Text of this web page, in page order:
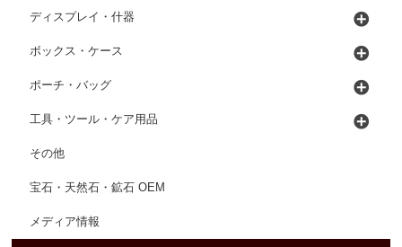
ディスプレイ・什器
ボックス・ケース
ポーチ・バッグ
工具・ツール・ケア用品
その他
宝石・天然石・鉱石 OEM
メディア情報